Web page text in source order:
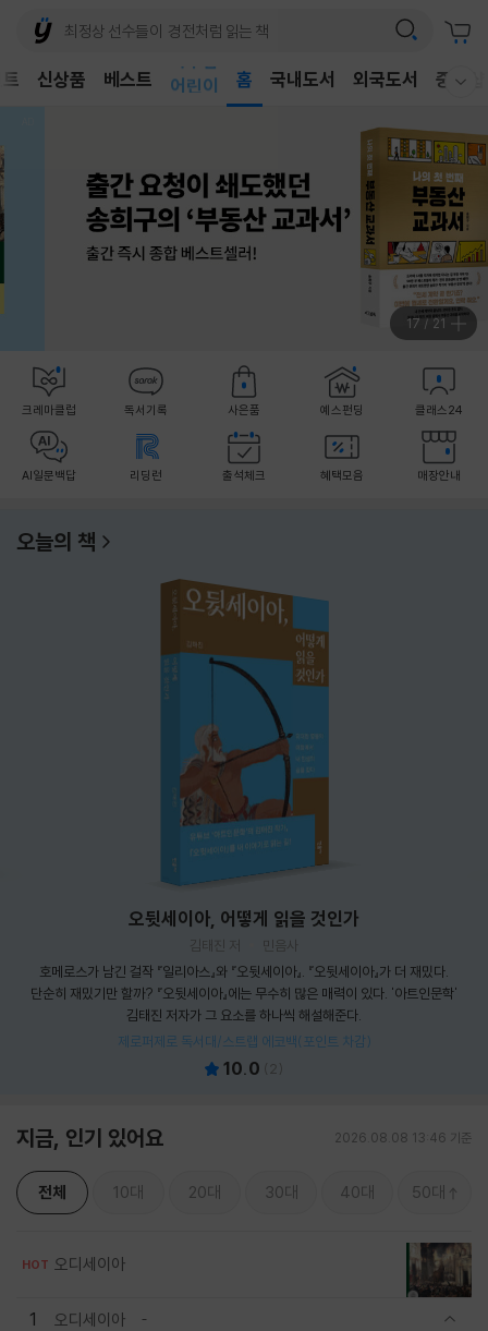
신상품 베스트
어린이
홈 국내도서 외국도서 중고샵
18 / 21
크레마클럽 독서기록 사은품 예스펀딩 클래스24
AI일문백답 리딩런 출석체크 혜택모음 매장안내
오늘의 책
오뒷세이아, 어떻게 읽을 것인가
김태진 저
민음사
호메로스가 남긴 걸작 『일리아스』와 『오뒷세이아』. 『오뒷세이아』가 더 재밌다.
단순히 재밌기만 할까? 『오뒷세이아』에는 무수히 많은 매력이 있다. '아트인문학'
김태진 저자가 그 요소를 하나씩 해설해준다.
제로퍼제로 독서대/스트랩 에코백(포인트 차감)
10.0 ( 2)
지금, 인기 있어요 2026.08.08 13:46 기준
전체 10대 20대 30대 40대 50대
HOT 오디세이아
1 오디세이아